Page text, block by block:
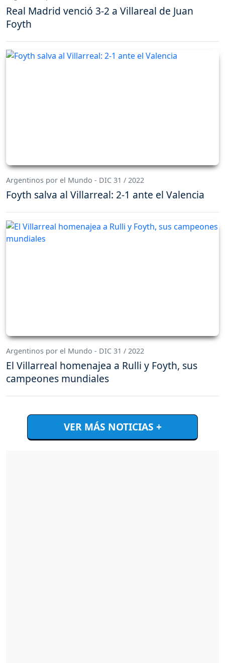
Real Madrid venció 3-2 a Villareal de Juan
Foyth
Argentinos por el Mundo - DIC 31 / 2022
Foyth salva al Villarreal: 2-1 ante el Valencia
Argentinos por el Mundo - DIC 31 / 2022
El Villarreal homenajea a Rulli y Foyth, sus
campeones mundiales
VER MÁS NOTICIAS +